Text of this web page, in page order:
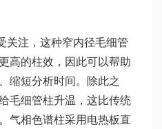
关注，这种窄内径毛细管
高的柱效，因此可以帮助
缩短分析时间。除此之
毛细管柱升温，这比传统
气相色谱柱采用电热板直